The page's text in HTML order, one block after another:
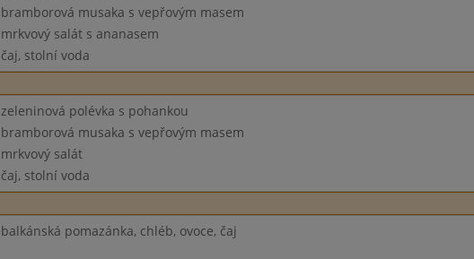
bramborová musaka s vepřovým masem
mrkvový salát s ananasem
čaj, stolní voda
zeleninová polévka s pohankou
bramborová musaka s vepřovým masem
mrkvový salát
čaj, stolní voda
balkánská pomazánka, chléb, ovoce, čaj